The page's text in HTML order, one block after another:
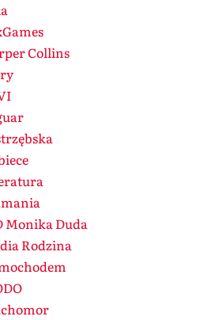
Collins
Monika Duda
Rodzina